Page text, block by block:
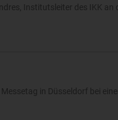
Institutsleiter des IKK an
in Düsseldorf bei